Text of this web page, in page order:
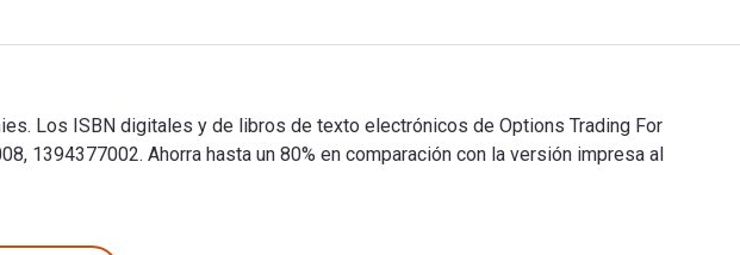
Los ISBN digitales y de libros de texto electrónicos de Options Trading For
1394377002. Ahorra hasta un 80% en comparación con la versión impresa al